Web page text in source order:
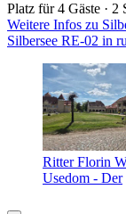
Platz für 4 Gäste · 2
Weitere Infos zu
Silbersee RE-02 in
Ritter Florin
Usedom - Der